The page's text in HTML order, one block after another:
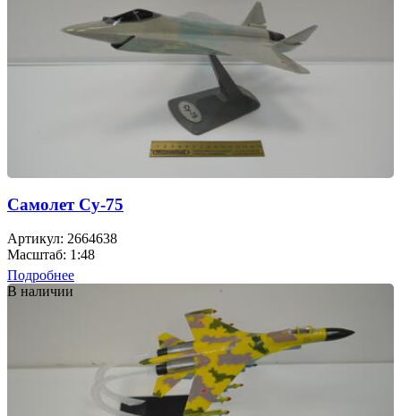
Самолет Су-75
Артикул: 2664638
Масштаб: 1:48
Подробнее
В наличии